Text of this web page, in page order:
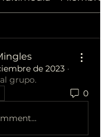
de 2023 ·
grupo.
0